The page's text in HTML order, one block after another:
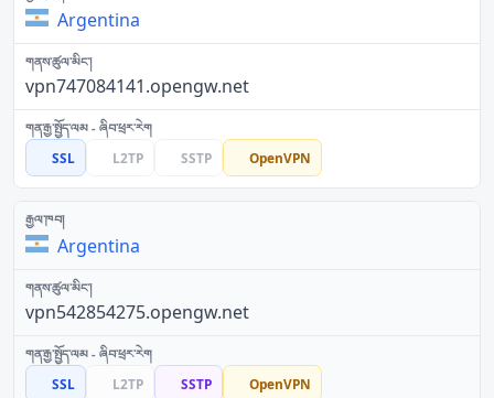
Argentina
vpn747084141.opengw.net
SSL L2TP SSTP OpenVPN
Argentina
vpn542854275.opengw.net
SSL L2TP SSTP OpenVPN